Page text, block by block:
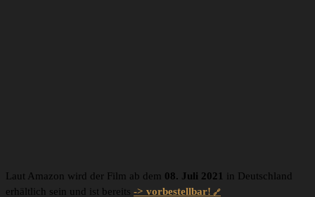
Laut Amazon wird der Film ab dem 08. Juli 2021 in Deutschland
erhältlich sein und ist bereits -> vorbestellbar!